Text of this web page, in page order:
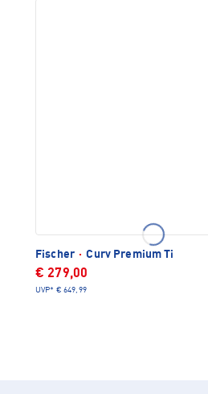
Fischer · Curv Premium Ti
€ 279,00
UVP* € 649,99